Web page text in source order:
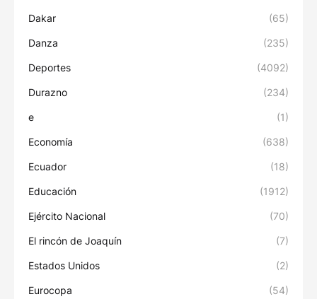
Dakar (65)
Danza (235)
Deportes (4092)
Durazno (234)
e (1)
Economía (638)
Ecuador (18)
Educación (1912)
Ejército Nacional (70)
El rincón de Joaquín (7)
Estados Unidos (2)
Eurocopa (54)